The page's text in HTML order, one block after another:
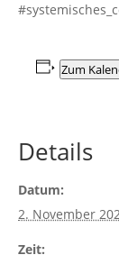
Zum
Details
Datum:
2. November
Zeit: